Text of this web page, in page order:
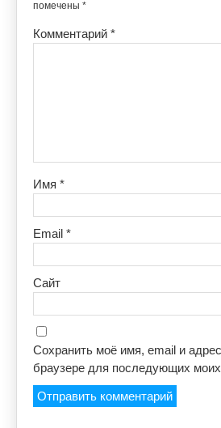
помечены *
Комментарий *
Имя *
Email *
Сайт
Сохранить моё имя, email и
браузере для последующих